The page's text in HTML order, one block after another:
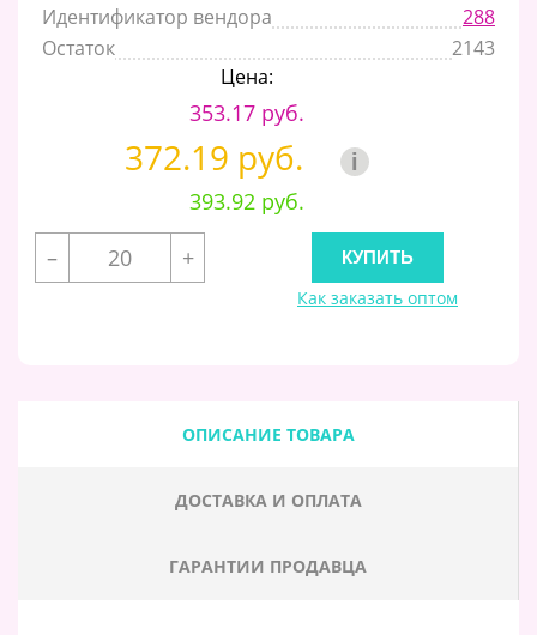
Идентификатор вендора
288
Остаток
2143
Цена:
353.17 руб.
372.19 руб. i
393.92 руб.
–
+
Как заказать оптом
ОПИСАНИЕ ТОВАРА
ДОСТАВКА И ОПЛАТА
ГАРАНТИИ ПРОДАВЦА